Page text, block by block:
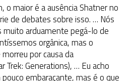
o maior é a ausência Shatner no
de debates sobre isso. … Nós
arduamente pegá-lo de
orgânica, mas o
por causa da
Trek: Generations), … Eu acho
embaraçante, mas é o que